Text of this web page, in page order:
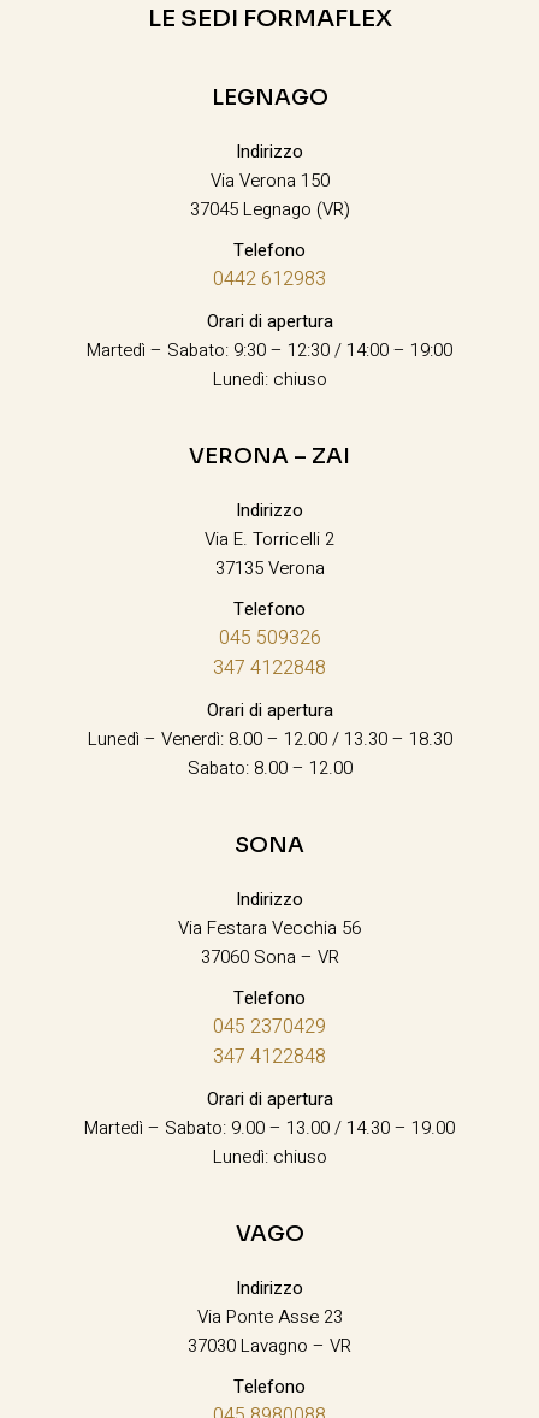
LE SEDI FORMAFLEX
LEGNAGO
Indirizzo
Via Verona 150
37045 Legnago (VR)
Telefono
0442 612983
Orari di apertura
Martedì – Sabato: 9:30 – 12:30 / 14:00 – 19:00
Lunedì: chiuso
VERONA – ZAI
Indirizzo
Via E. Torricelli 2
37135 Verona
Telefono
045 509326
347 4122848
Orari di apertura
Lunedì – Venerdì: 8.00 – 12.00 / 13.30 – 18.30
Sabato: 8.00 – 12.00
SONA
Indirizzo
Via Festara Vecchia 56
37060 Sona – VR
Telefono
045 2370429
347 4122848
Orari di apertura
Martedì – Sabato: 9.00 – 13.00 / 14.30 – 19.00
Lunedì: chiuso
VAGO
Indirizzo
Via Ponte Asse 23
37030 Lavagno – VR
Telefono